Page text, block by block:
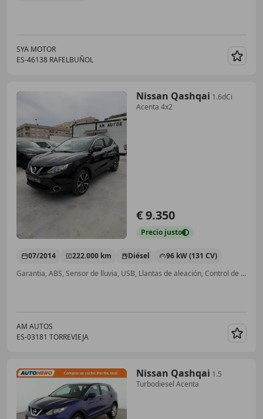
SYA MOTOR
ES-46138 RAFELBUÑOL
Nissan Qashqai 1.6dCi
Acenta 4x2
€ 9.350
Precio justo
07/2014 222.000 km Diésel
96 kW (131 CV)
Garantia, ABS, Sensor de lluvia, USB, Llantas de aleación, Control de velocidad, Faros antiniebla, Bluetooth
AM AUTOS
ES-03181 TORREVIEJA
Nissan Qashqai 1.5
Turbodiesel Acenta